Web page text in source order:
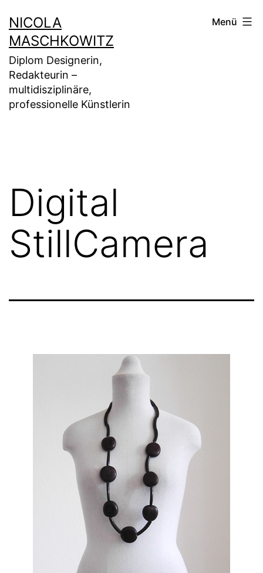
Inhalt
springen
NICOLA
MASCHKOWITZ
Diplom Designerin,
Redakteurin –
multidisziplinäre,
professionelle Künstlerin
Menü
Digital
StillCamera